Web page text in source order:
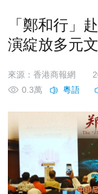
「鄭和行」
演綻放多元
來源：香港商報網
0.3萬